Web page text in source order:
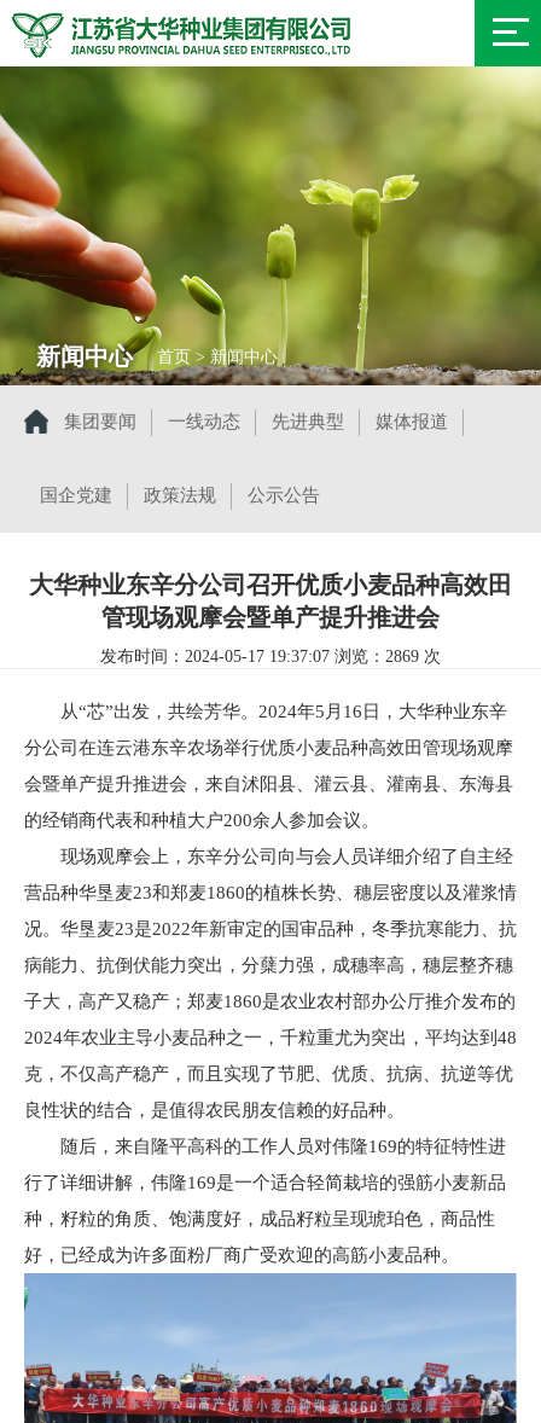
新闻中心 首页 > 新闻中心
集团要闻 一线动态 先进典型 媒体报道
国企党建 政策法规 公示公告
大华种业东辛分公司召开优质小麦品种高效田
管现场观摩会暨单产提升推进会
发布时间：2024-05-17 19:37:07 浏览：2869 次
从“芯”出发，共绘芳华。 2024年5月16日，大华种业东辛
分公司在连云港东辛农场举行优质小麦品种高效田管现场观摩
会暨单产提升推进会，来自沭阳县
灌云县 灌南县
东海县
的经销商代表和种植大户200余人参加会议。
现场观摩会上，东辛分公司向与会人员详细介绍了自主经
营品种华垦麦23和郑麦1860的植株长势、穗层密度以及灌浆情
况。华垦麦23是2022年新审定的国审品种，冬季抗寒能力、抗
病能力、抗倒伏能力突出，分蘖力强，成穗率高，穗层整齐穗
子大，高产又稳产；郑麦1860是农业农村部办公厅推介发布的
2024年农业主导小麦品种之一，千粒重尤为突出，平均达到48
克，不仅高产稳产，而且实现了节肥、优质、抗病、抗逆等优
良性状的结合，是值得农民朋友信赖的好品种。
随后，来自隆平高科的工作人员对伟隆169的特征特性进
行了详细讲解，伟隆169是一个适合轻简栽培的强筋小麦新品
种，籽粒的角质、饱满度好，成品籽粒呈现琥珀色，商品性
好，已经成为许多面粉厂商广受欢迎的高筋小麦品种。